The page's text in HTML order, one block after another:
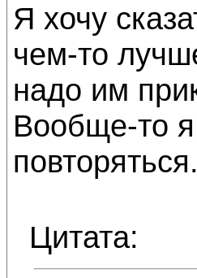
Я хочу
чем-то
надо им
Вообще-то я
повторяться.
Цитата: